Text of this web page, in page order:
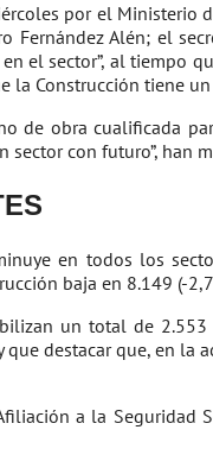
por el Ministerio
Fernández Alén; el
el sector”, al tiempo
la Construcción tiene
de obra cualificada
sector con futuro”, han
en todos los
baja en 8.149 (-
un total de 2.553
destacar que, en
a la Seguridad